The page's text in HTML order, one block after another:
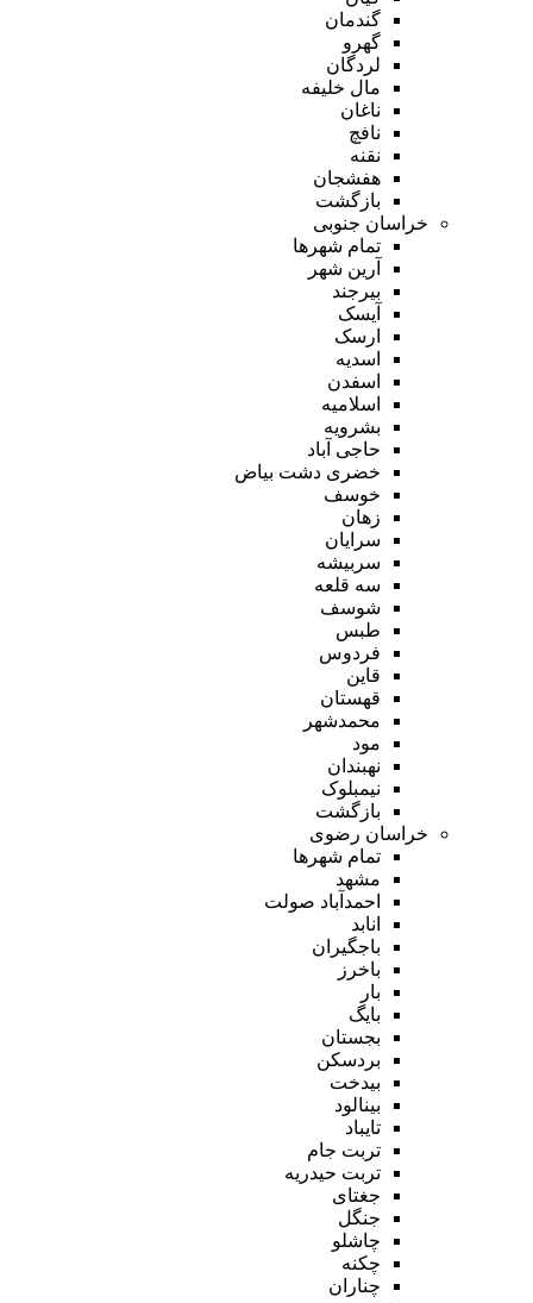
گندمان
گهرو
لردگان
مال خلیفه
ناغان
نافچ
نقنه
هفشجان
بازگشت
خراسان جنوبی
تمام شهر‌ها
آرین شهر
بیرجند
آیسک
ارسک
اسدیه
اسفدن
اسلامیه
بشرویه
حاجی آباد
خضری دشت بیاض
خوسف
زهان
سرایان
سربیشه
سه قلعه
شوسف
طبس
فردوس
قاین
قهستان
محمدشهر
مود
نهبندان
نیمبلوک
بازگشت
خراسان رضوی
تمام شهر‌ها
مشهد
احمدآباد صولت
انابد
باجگیران
باخرز
بار
بایگ
بجستان
بردسکن
بیدخت
بینالود
تایباد
تربت جام
تربت حیدریه
جغتای
جنگل
چاشلو
چکنه
چناران